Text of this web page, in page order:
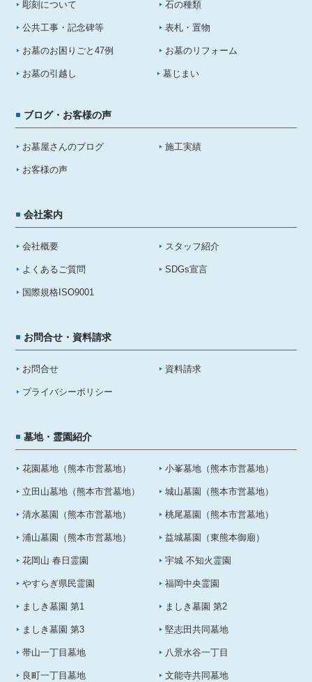
彫刻について 石の種類
公共工事・記念碑等 表札・置物
お墓のお困りごと47例 お墓のリフォーム
お墓の引越し 墓じまい
ブログ・お客様の声
お墓屋さんのブログ 施工実績
お客様の声
会社案内
会社概要 スタッフ紹介
よくあるご質問 SDGs宣言
国際規格ISO9001
お問合せ・資料請求
お問合せ 資料請求
プライバシーポリシー
墓地・霊園紹介
花園墓地（熊本市営墓地） 小峯墓地（熊本市営墓地）
立田山墓地（熊本市営墓地） 城山墓園（熊本市営墓地）
清水墓園（熊本市営墓地） 桃尾墓園（熊本市営墓地）
浦山墓園（熊本市営墓地） 益城墓園（東熊本御廟）
花岡山 春日霊園 宇城 不知火霊園
やすらぎ県民霊園 福岡中央霊園
ましき墓園 第1 ましき墓園 第2
ましき墓園 第3 堅志田共同墓地
帯山一丁目墓地 八景水谷一丁目
良町一丁目墓地 文能寺共同墓地